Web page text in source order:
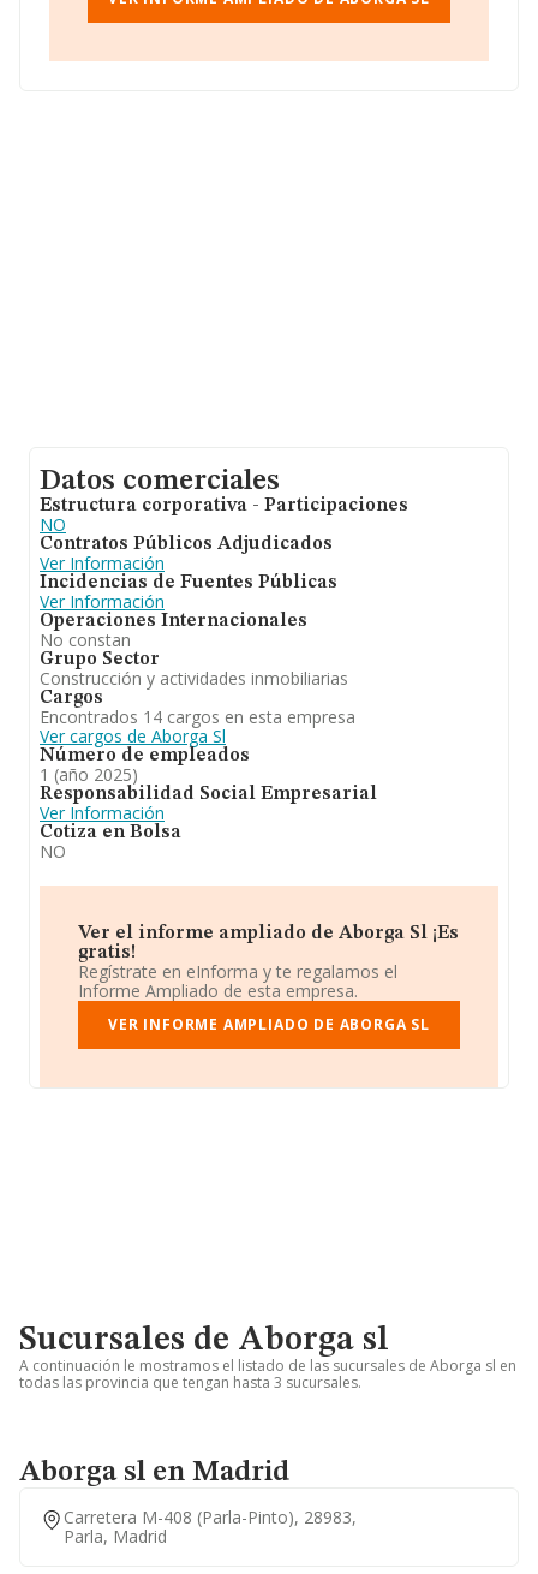
1. Plt 1 B, (28028), Madrid, Madrid.
Con los datos a disposición de INFORMA sobre 132.555
Datos comerciales
Estructura corporativa - Participaciones
NO
Contratos Públicos Adjudicados
Ver Información
Incidencias de Fuentes Públicas
Ver Información
Operaciones Internacionales
No constan
Grupo Sector
Construcción y actividades inmobiliarias
Cargos
Encontrados 14 cargos en esta empresa
Ver cargos de Aborga Sl
Número de empleados
1 (año 2025)
Responsabilidad Social Empresarial
Ver Información
Cotiza en Bolsa
NO
Ver el informe ampliado de Aborga Sl ¡Es
gratis!
Regístrate en eInforma y te regalamos el
Informe Ampliado de esta empresa.
VER INFORME AMPLIADO DE ABORGA SL
Sucursales de Aborga sl
A continuación le mostramos el listado de las sucursales de Aborga sl en
todas las provincia que tengan hasta 3 sucursales.
Aborga sl en Madrid
Carretera M-408 (parla-Pinto), 28983,
Parla, Madrid